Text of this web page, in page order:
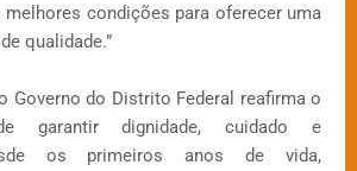
condições para oferecer uma
qualidade.”
Governo do Distrito Federal reafirma o
garantir dignidade, cuidado e
os primeiros anos de vida,